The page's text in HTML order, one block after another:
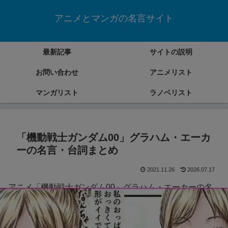
アニメとマンガの名言サイト
最新記事 サイトの説明
お問い合わせ アニメリスト
マンガリスト ラノベリスト
「機動戦士ガンダム00」グラハム・エーカ
ーの名言・台詞まとめ
2021.11.26 2026.07.17
アニメ「機動戦士ガンダム00」グラハム・エーカーの名
言・台詞をまとめていきます。